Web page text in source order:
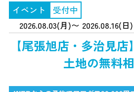
イベント
受付中
2026.08.03(月)〜 2026.08.16(日)
【尾張旭店・多治見
土地の無料